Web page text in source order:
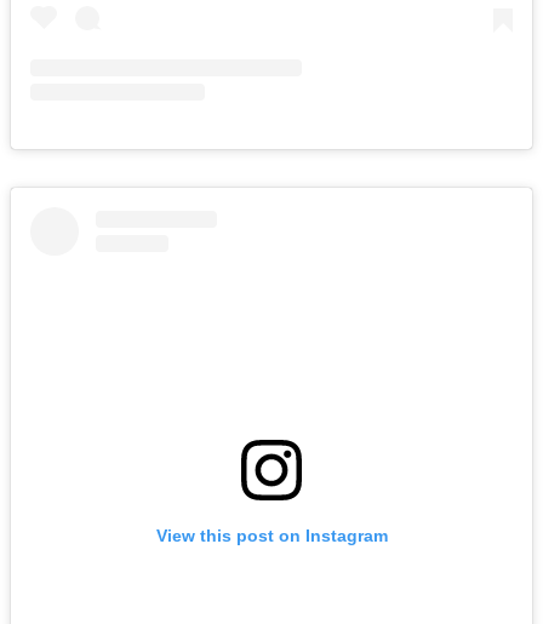
View this post on Instagram